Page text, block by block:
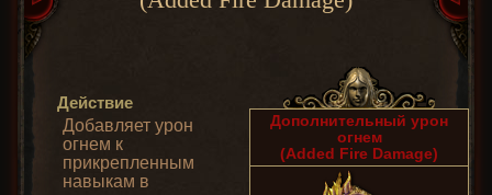
Действие
Добавляет урон
огнем к
прикрепленным
навыкам в
Дополнительный урон
огнем
(Added Fire Damage)